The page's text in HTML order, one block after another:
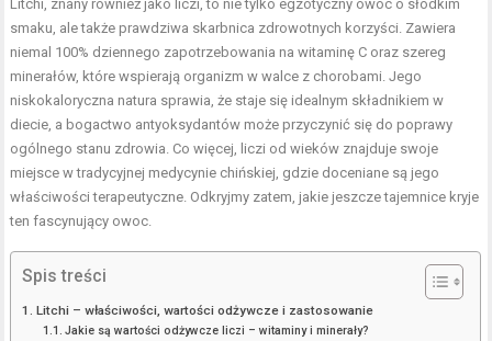
Litchi, znany również jako liczi, to nie tylko egzotyczny owoc o słodkim
smaku, ale także prawdziwa skarbnica zdrowotnych korzyści. Zawiera
niemal 100% dziennego zapotrzebowania na witaminę C oraz szereg
minerałów, które wspierają organizm w walce z chorobami. Jego
niskokaloryczna natura sprawia, że staje się idealnym składnikiem w
diecie, a bogactwo antyoksydantów może przyczynić się do poprawy
ogólnego stanu zdrowia. Co więcej, liczi od wieków znajduje swoje
miejsce w tradycyjnej medycynie chińskiej, gdzie doceniane są jego
właściwości terapeutyczne. Odkryjmy zatem, jakie jeszcze tajemnice kryje
ten fascynujący owoc.
Spis treści
Litchi – właściwości, wartości odżywcze i zastosowanie
Jakie są wartości odżywcze liczi – witaminy i minerały?